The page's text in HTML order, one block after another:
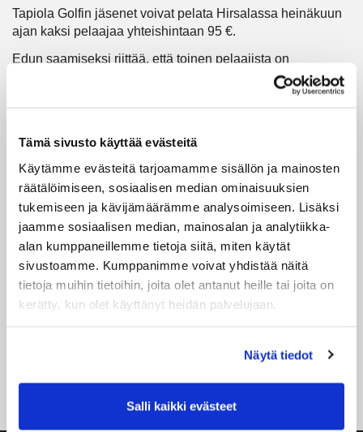
Tämä sivusto käyttää evästeitä
Käytämme evästeitä tarjoamamme sisällön ja mainosten
räätälöimiseen, sosiaalisen median ominaisuuksien
tukemiseen ja kävijämäärämme analysoimiseen. Lisäksi
jaamme sosiaalisen median, mainosalan ja analytiikka-
alan kumppaneillemme tietoja siitä, miten käytät
sivustoamme. Kumppanimme voivat yhdistää näitä
tietoja muihin tietoihin, joita olet antanut heille tai joita on
kerätty, kun olet käyttänyt heidän palvelujaan.
Näytä tiedot
Salli kaikki evästeet
Tapiola Golfin jäsenet voivat pelata Hirsalassa heinäkuun
ajan kaksi pelaajaa yhteishintaan 95 €.
Edun saamiseksi riittää, että toinen pelaajista on
voimassaoloaikana.
Etu koskee sekä Tapiola Golfin että Hirsalan
eturyhmiä yllä mainitusti.
Lisäksi viime vuoden tapaan TaGilaisille on tarjolla
mahdollisuus pelata Talissa heinäkuun ajan hintaan 55 €.
Ajanvaraus
Talissa: 3 vrk etukäteen
Pääset varaamaan tiiajan suoraan WiseGolfin kautta
vaihtamalla kentän.